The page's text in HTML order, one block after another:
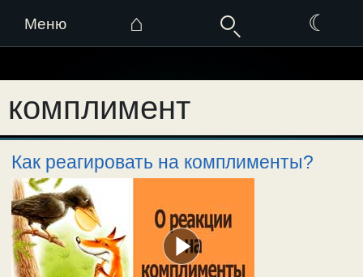
Меню ⌂ ☾
к
содержимому
комплимент
Как реагировать на комплименты?